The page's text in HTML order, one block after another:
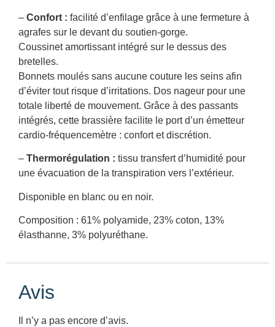
– Confort : facilité d’enfilage grâce à une fermeture à
agrafes sur le devant du soutien-gorge.
Coussinet amortissant intégré sur le dessus des
bretelles.
Bonnets moulés sans aucune couture les seins afin
d’éviter tout risque d’irritations. Dos nageur pour une
totale liberté de mouvement. Grâce à des passants
intégrés, cette brassière facilite le port d’un émetteur
cardio-fréquencemètre : confort et discrétion.
– Thermorégulation : tissu transfert d’humidité pour
une évacuation de la transpiration vers l’extérieur.
Disponible en blanc ou en noir.
Composition : 61% polyamide, 23% coton, 13%
élasthanne, 3% polyuréthane.
Avis
Il n’y a pas encore d’avis.